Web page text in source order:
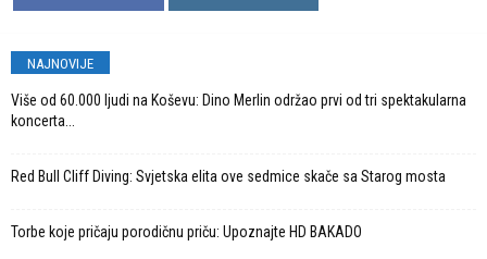
NAJNOVIJE
Više od 60.000 ljudi na Koševu: Dino Merlin održao prvi od tri spektakularna
koncerta...
Red Bull Cliff Diving: Svjetska elita ove sedmice skače sa Starog mosta
Torbe koje pričaju porodičnu priču: Upoznajte HD BAKADO